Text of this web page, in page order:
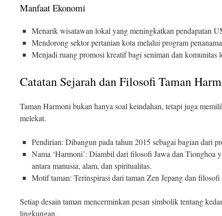
Manfaat Ekonomi
Menarik wisatawan lokal yang meningkatkan pendapatan
Mendorong sektor pertanian kota melalui program
Menjadi ruang promosi kreatif bagi seniman dan komunitas
Catatan Sejarah dan Filosofi Taman
Taman Harmoni bukan hanya soal keindahan, tetapi juga
melekat.
Pendirian: Dibangun pada tahun 2015 sebagai bagian dari
Nama ‘Harmoni’: Diambil dari filosofi Jawa dan Tionghoa
antara manusia, alam, dan spiritualitas.
Motif taman: Terinspirasi dari taman Zen Jepang dan
Setiap desain taman mencerminkan pesan simbolik tentang
lingkungan.